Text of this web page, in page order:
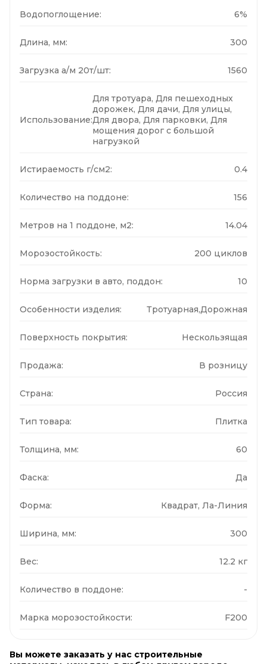
Водопоглощение: 6%
Длина, мм: 300
Загрузка а/м 20т/шт: 1560
Использование:
Для тротуара, Для пешеходных
дорожек, Для дачи, Для улицы,
Для двора, Для парковки, Для
мощения дорог с большой
нагрузкой
Истираемость г/см2: 0.4
Количество на поддоне: 156
Метров на 1 поддоне, м2: 14.04
Морозостойкость: 200 циклов
Норма загрузки в авто, поддон: 10
Особенности изделия: Тротуарная,Дорожная
Поверхность покрытия: Нескользящая
Продажа: В розницу
Страна: Россия
Тип товара: Плитка
Толщина, мм: 60
Фаска: Да
Форма: Квадрат, Ла-Линия
Ширина, мм: 300
Вес: 12.2 кг
Количество в поддоне: -
Марка морозостойкости: F200
Вы можете заказать у нас строительные